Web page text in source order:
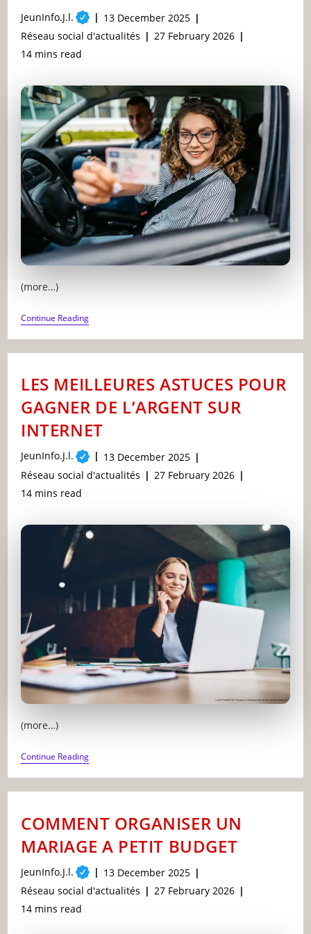
Post
author:
JeunInfo.J.l.
Post
published:
13 December 2025
Post
category:
Réseau social d'actualités
Post
27 February 2026
Reading
14 mins read
(more…)
Continue ReadingCOMMENT
REUSSIR
SON
PERMIS
COUP
LES MEILLEURES ASTUCES POUR
GAGNER DE L’ARGENT SUR
INTERNET
Post
author:
JeunInfo.J.l.
Post
published:
13 December 2025
Post
category:
Réseau social d'actualités
Post
27 February 2026
Reading
14 mins read
(more…)
Continue ReadingLES
MEILLEURES
ASTUCES
POUR
L’ARGENT
INTERNET
COMMENT ORGANISER UN
MARIAGE A PETIT BUDGET
Post
author:
JeunInfo.J.l.
Post
published:
13 December 2025
Post
category:
Réseau social d'actualités
Post
27 February 2026
Reading
14 mins read